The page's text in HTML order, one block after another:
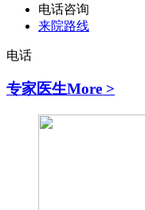
电话咨询
来院路线
电话
专家医生More >